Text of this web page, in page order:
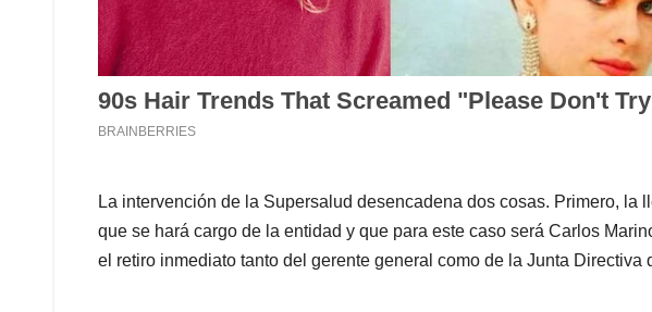
La intervención de la Supersalud desencadena dos cosas. Primero, la
que se hará cargo de la entidad y que para este caso será Carlos
el retiro inmediato tanto del gerente general como de la Junta Directiva